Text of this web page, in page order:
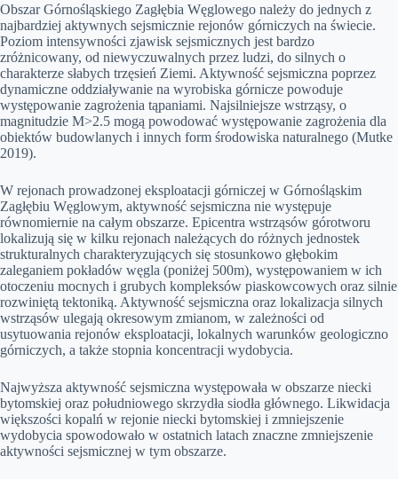
Obszar Górnośląskiego Zagłębia Węglowego należy do jednych z
najbardziej aktywnych sejsmicznie rejonów górniczych na świecie.
Poziom intensywności zjawisk sejsmicznych jest bardzo
zróżnicowany, od niewyczuwalnych przez ludzi, do silnych o
charakterze słabych trzęsień Ziemi. Aktywność sejsmiczna poprzez
dynamiczne oddziaływanie na wyrobiska górnicze powoduje
występowanie zagrożenia tąpaniami. Najsilniejsze wstrząsy, o
magnitudzie M>2.5 mogą powodować występowanie zagrożenia dla
obiektów budowlanych i innych form środowiska naturalnego (Mutke
2019).
W rejonach prowadzonej eksploatacji górniczej w Górnośląskim
Zagłębiu Węglowym, aktywność sejsmiczna nie występuje
równomiernie na całym obszarze. Epicentra wstrząsów górotworu
lokalizują się w kilku rejonach należących do różnych jednostek
strukturalnych charakteryzujących się stosunkowo głębokim
zaleganiem pokładów węgla (poniżej 500m), występowaniem w ich
otoczeniu mocnych i grubych kompleksów piaskowcowych oraz silnie
rozwiniętą tektoniką. Aktywność sejsmiczna oraz lokalizacja silnych
wstrząsów ulegają okresowym zmianom, w zależności od
usytuowania rejonów eksploatacji, lokalnych warunków geologiczno
górniczych, a także stopnia koncentracji wydobycia.
Najwyższa aktywność sejsmiczna występowała w obszarze niecki
bytomskiej oraz południowego skrzydła siodła głównego. Likwidacja
większości kopalń w rejonie niecki bytomskiej i zmniejszenie
wydobycia spowodowało w ostatnich latach znaczne zmniejszenie
aktywności sejsmicznej w tym obszarze.